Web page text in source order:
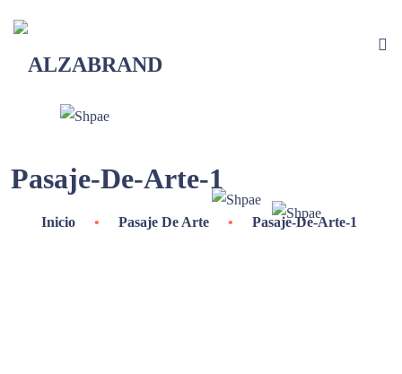
Pasaje-De-Arte-1
Inicio • Pasaje De Arte • Pasaje-De-Arte-1